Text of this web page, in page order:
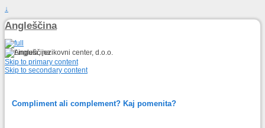
↓
Angleščina
Skip to primary content
Skip to secondary content
Compliment ali complement? Kaj pomenita?